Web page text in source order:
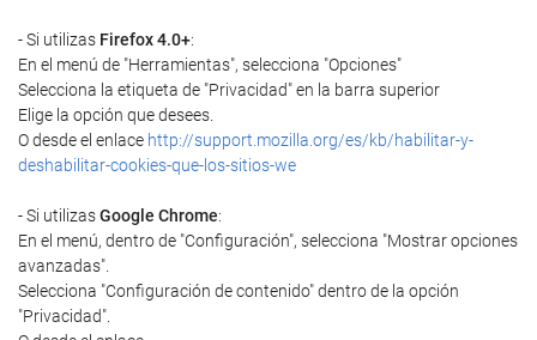
- Si utilizas Firefox 4.0+:
En el menú de "Herramientas", selecciona "Opciones"
Selecciona la etiqueta de "Privacidad" en la barra superior
Elige la opción que desees.
O desde el enlace http://support.mozilla.org/es/kb/habilitar-y-
deshabilitar-cookies-que-los-sitios-we
- Si utilizasGoogle Chrome:
En el menú, dentro de "Configuración", selecciona "Mostrar opciones
avanzadas".
Selecciona "Configuración de contenido" dentro de la opción
"Privacidad".